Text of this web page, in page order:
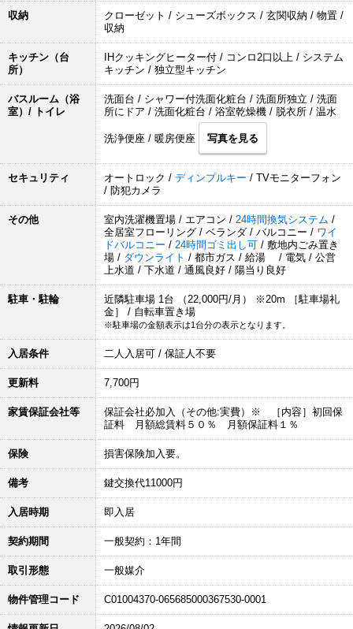
収納
クローゼット / シューズボックス / 玄関収納 / 物置 /
収納
キッチン（台
所）
IHクッキングヒーター付 / コンロ2口以上 / システム
キッチン / 独立型キッチン
バスルーム（浴
室）/ トイレ
洗面台 / シャワー付洗面化粧台 / 洗面所独立 / 洗面
所にドア / 洗面化粧台 / 浴室乾燥機 / 脱衣所 / 温水
洗浄便座 / 暖房便座 写真を見る
セキュリティ オートロック / ディンプルキー / TVモニターフォン
/ 防犯カメラ
その他 室内洗濯機置場 / エアコン / 24時間換気システム /
全居室フローリング / ベランダ / バルコニー / ワイ
ドバルコニー / 24時間ゴミ出し可 / 敷地内ごみ置き
場 / ダウンライト / 都市ガス / 給湯 / 電気 / 公営
上水道 / 下水道 / 通風良好 / 陽当り良好
駐車・駐輪
近隣駐車場 1台 （22,000円/月） ※20m ［駐車場礼
金］ / 自転車置き場
※駐車場の金額表示は1台分の表示となります。
入居条件 二人入居可 / 保証人不要
更新料 7,700円
家賃保証会社等
保証会社必加入（その他:実費）※ ［内容］初回保
証料 月額総賃料５０％ 月額保証料１％
保険 損害保険加入要。
備考 鍵交換代11000円
入居時期 即入居
契約期間 一般契約：1年間
取引形態 一般媒介
物件管理コード C01004370-065685000367530-0001